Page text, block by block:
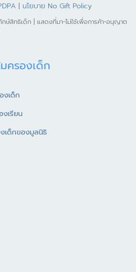
| นโยบาย No Gift Policy
สิทธิเด็ก | แสดงที่มา-ไม่ใช้เพื่อการค้า-อนุญาต
ครองเด็ก
งเด็ก
เรียน
เด็กของมูลนิธิ